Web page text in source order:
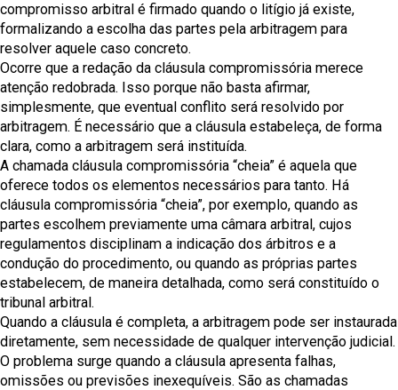
compromisso arbitral é firmado quando o litígio já existe,
formalizando a escolha das partes pela arbitragem para
resolver aquele caso concreto.
Ocorre que a redação da cláusula compromissória merece
atenção redobrada. Isso porque não basta afirmar,
simplesmente, que eventual conflito será resolvido por
arbitragem. É necessário que a cláusula estabeleça, de forma
clara, como a arbitragem será instituída.
A chamada cláusula compromissória “cheia” é aquela que
oferece todos os elementos necessários para tanto. Há
cláusula compromissória “cheia”, por exemplo, quando as
partes escolhem previamente uma câmara arbitral, cujos
regulamentos disciplinam a indicação dos árbitros e a
condução do procedimento, ou quando as próprias partes
estabelecem, de maneira detalhada, como será constituído o
tribunal arbitral.
Quando a cláusula é completa, a arbitragem pode ser instaurada
diretamente, sem necessidade de qualquer intervenção judicial.
O problema surge quando a cláusula apresenta falhas,
omissões ou previsões inexequíveis. São as chamadas